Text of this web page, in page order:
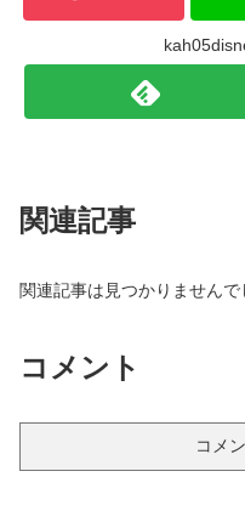
関連記事
関連記事は見つかりませんで
コメント
コメ